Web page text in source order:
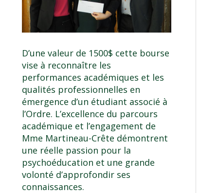
D’une valeur de 1500$ cette bourse
vise à reconnaître les
performances académiques et les
qualités professionnelles en
émergence d’un étudiant associé à
l’Ordre. L’excellence du parcours
académique et l’engagement de
Mme Martineau-Crête démontrent
une réelle passion pour la
psychoéducation et une grande
volonté d’approfondir ses
connaissances.